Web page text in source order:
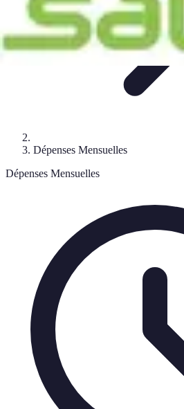
Dépenses Mensuelles
Dépenses Mensuelles